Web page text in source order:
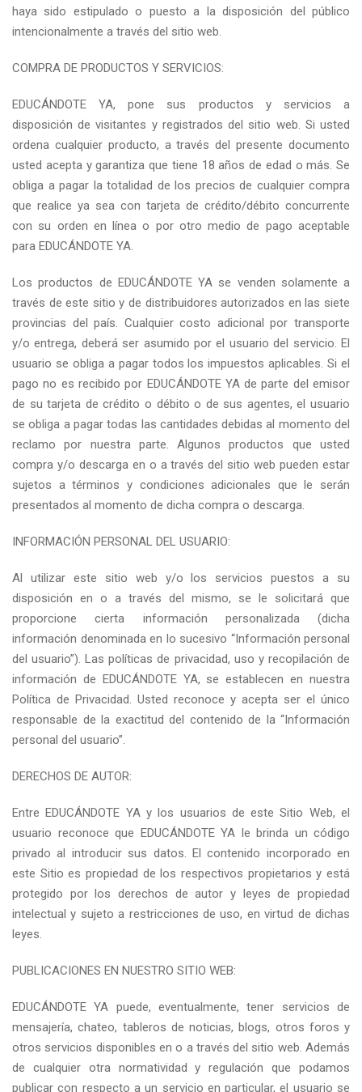
haya sido estipulado o puesto a la disposición del público
intencionalmente a través del sitio web.
COMPRA DE PRODUCTOS Y SERVICIOS:
EDUCÁNDOTE YA, pone sus productos y servicios a
disposición de visitantes y registrados del sitio web. Si usted
ordena cualquier producto, a través del presente documento
usted acepta y garantiza que tiene 18 años de edad o más. Se
obliga a pagar la totalidad de los precios de cualquier compra
que realice ya sea con tarjeta de crédito/débito concurrente
con su orden en línea o por otro medio de pago aceptable
para EDUCÁNDOTE YA.
Los productos de EDUCÁNDOTE YA se venden solamente a
través de este sitio y de distribuidores autorizados en las siete
provincias del país. Cualquier costo adicional por transporte
y/o entrega, deberá ser asumido por el usuario del servicio. El
usuario se obliga a pagar todos los impuestos aplicables. Si el
pago no es recibido por EDUCÁNDOTE YA de parte del emisor
de su tarjeta de crédito o débito o de sus agentes, el usuario
se obliga a pagar todas las cantidades debidas al momento del
reclamo por nuestra parte. Algunos productos que usted
compra y/o descarga en o a través del sitio web pueden estar
sujetos a términos y condiciones adicionales que le serán
presentados al momento de dicha compra o descarga.
INFORMACIÓN PERSONAL DEL USUARIO:
Al utilizar este sitio web y/o los servicios puestos a su
disposición en o a través del mismo, se le solicitará que
proporcione cierta información personalizada (dicha
información denominada en lo sucesivo “Información personal
del usuario”). Las políticas de privacidad, uso y recopilación de
información de EDUCÁNDOTE YA, se establecen en nuestra
Política de Privacidad. Usted reconoce y acepta ser el único
responsable de la exactitud del contenido de la “Información
personal del usuario”.
DERECHOS DE AUTOR:
Entre EDUCÁNDOTE YA y los usuarios de este Sitio Web, el
usuario reconoce que EDUCÁNDOTE YA le brinda un código
privado al introducir sus datos. El contenido incorporado en
este Sitio es propiedad de los respectivos propietarios y está
protegido por los derechos de autor y leyes de propiedad
intelectual y sujeto a restricciones de uso, en virtud de dichas
leyes.
PUBLICACIONES EN NUESTRO SITIO WEB:
EDUCÁNDOTE YA puede, eventualmente, tener servicios de
mensajería, chateo, tableros de noticias, blogs, otros foros y
otros servicios disponibles en o a través del sitio web. Además
de cualquier otra normatividad y regulación que podamos
publicar con respecto a un servicio en particular, el usuario se